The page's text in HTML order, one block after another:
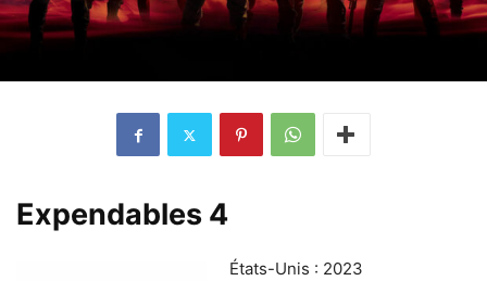
Expendables 4
États-Unis : 2023